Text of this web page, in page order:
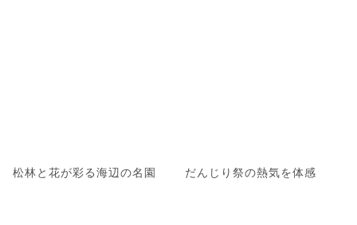
松林と花が彩る海辺の名園 だんじり祭の熱気を体感